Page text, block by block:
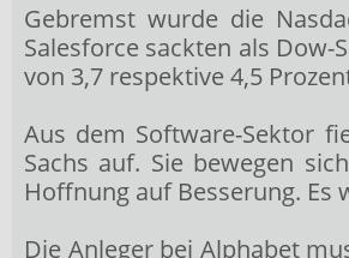
Gebremst wurde die
Salesforce sackten als Dow-
von 3,7 respektive 4,5
Aus dem Software-Sektor
Sachs auf. Sie bewegen
Hoffnung auf Besserung.
Die Anleger bei Alphabet